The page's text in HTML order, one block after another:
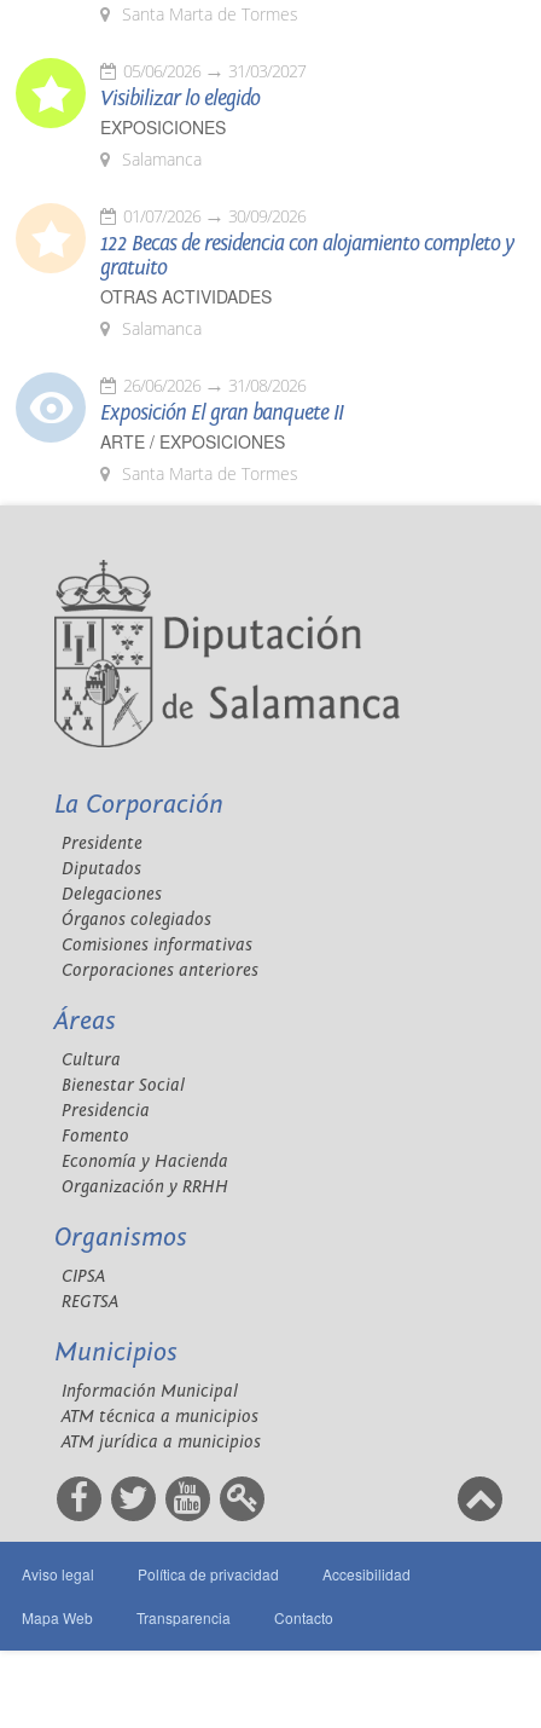
Santa Marta de Tormes
05/06/2026 31/03/2027
Visibilizar lo elegido
EXPOSICIONES
Salamanca
01/07/2026 30/09/2026
122 Becas de residencia con alojamiento completo y
gratuito
OTRAS ACTIVIDADES
Salamanca
26/06/2026 31/08/2026
Exposición El gran banquete II
ARTE / EXPOSICIONES
Santa Marta de Tormes
La Corporación
Presidente
Diputados
Delegaciones
Órganos colegiados
Comisiones informativas
Corporaciones anteriores
Áreas
Cultura
Bienestar Social
Presidencia
Fomento
Economía y Hacienda
Organización y RRHH
Organismos
CIPSA
REGTSA
Municipios
Información Municipal
ATM técnica a municipios
ATM jurídica a municipios
Aviso legal Política de privacidad Accesibilidad
Mapa Web Transparencia Contacto